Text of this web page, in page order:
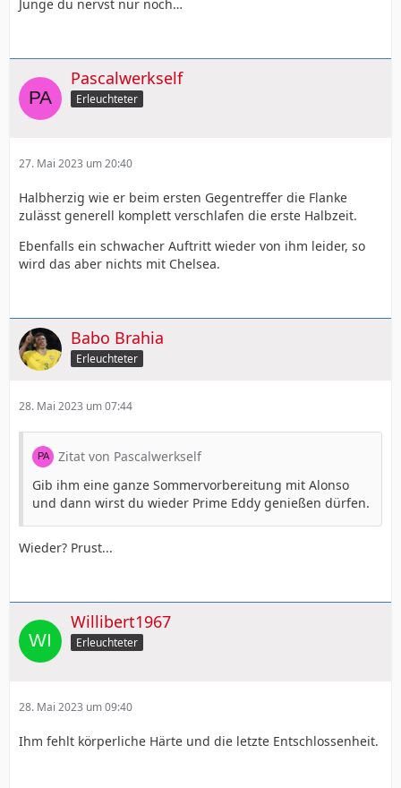
Junge du nervst nur noch…
Pascalwerkself
Erleuchteter
27. Mai 2023 um 20:40
Halbherzig wie er beim ersten Gegentreffer die Flanke
zulässt generell komplett verschlafen die erste Halbzeit.
Ebenfalls ein schwacher Auftritt wieder von ihm leider, so
wird das aber nichts mit Chelsea.
Babo Brahia
Erleuchteter
28. Mai 2023 um 07:44
Zitat von Pascalwerkself
Gib ihm eine ganze Sommervorbereitung mit Alonso
und dann wirst du wieder Prime Eddy genießen dürfen.
Wieder? Prust...
Willibert1967
Erleuchteter
28. Mai 2023 um 09:40
Ihm fehlt körperliche Härte und die letzte Entschlossenheit.